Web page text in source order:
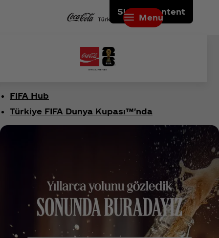
Skip to content
Menu
FIFA Hub
Türkiye FIFA Dunya Kupası™'nda